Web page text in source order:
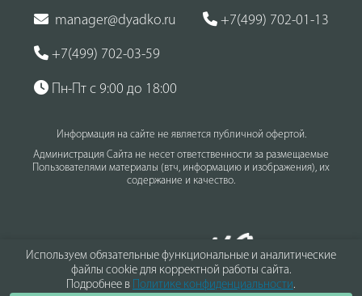
Используем обязательные функциональные и аналитические
файлы cookie для корректной работы сайта.
Подробнее в Политике конфиденциальности.
manager@dyadko.ru +7(499) 702-01-13
+7(499) 702-03-59
Пн-Пт с 9:00 до 18:00
Информация на сайте не является публичной офертой.
Администрация Сайта не несет ответственности за размещаемые
Пользователями материалы (втч, информацию и изображения), их
содержание и качество.